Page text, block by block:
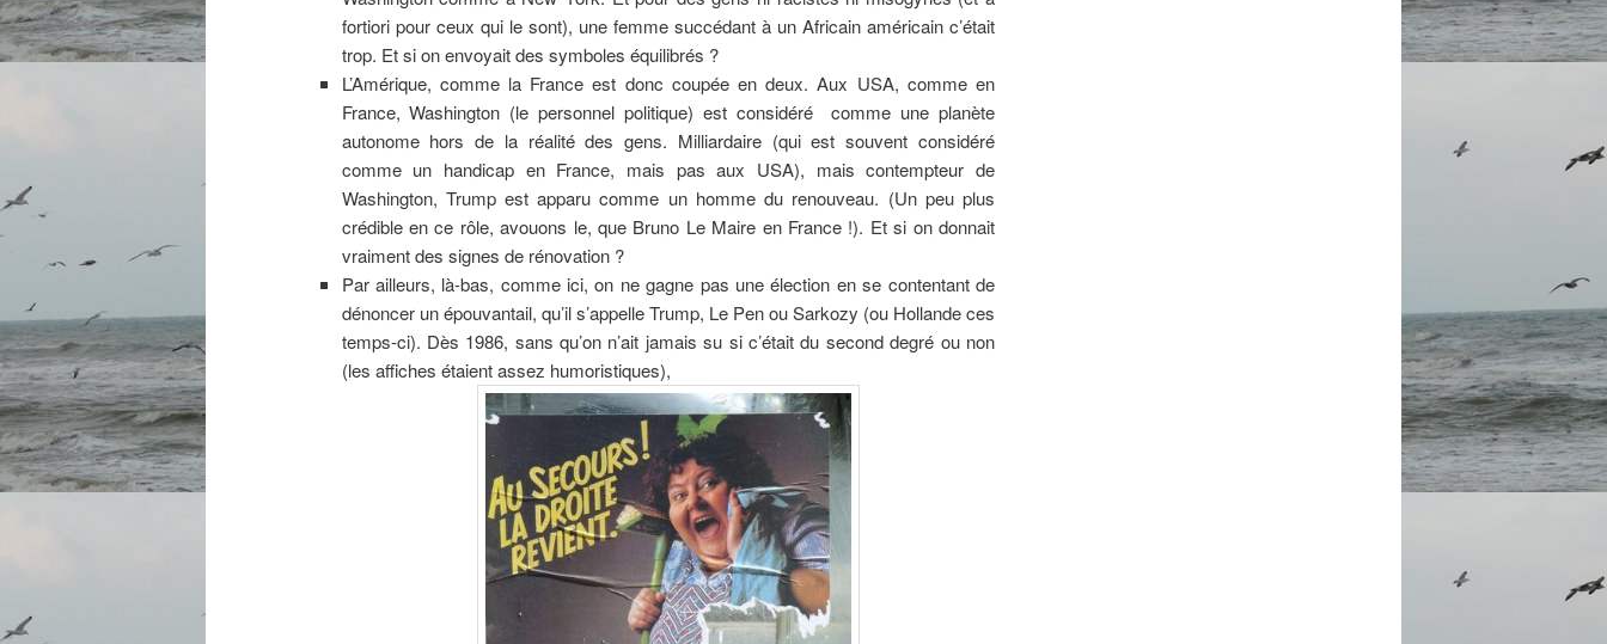
fortiori pour ceux qui le sont), une femme succédant à un Africain américain c’était
trop. Et si on envoyait des symboles équilibrés ?
L’Amérique, comme la France est donc coupée en deux. Aux USA, comme en
France, Washington (le personnel politique) est considéré comme une planète
autonome hors de la réalité des gens. Milliardaire (qui est souvent considéré
comme un handicap en France, mais pas aux USA), mais contempteur de
Washington, Trump est apparu comme un homme du renouveau. (Un peu plus
crédible en ce rôle, avouons le, que Bruno Le Maire en France !). Et si on donnait
vraiment des signes de rénovation ?
Par ailleurs, là-bas, comme ici, on ne gagne pas une élection en se contentant de
dénoncer un épouvantail, qu’il s’appelle Trump, Le Pen ou Sarkozy (ou Hollande ces
temps-ci). Dès 1986, sans qu’on n’ait jamais su si c’était du second degré ou non
(les affiches étaient assez humoristiques),